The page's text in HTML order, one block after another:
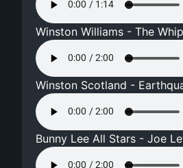
Winston Williams - The Whip
Winston Scotland -
Bunny Lee All Stars - Joe